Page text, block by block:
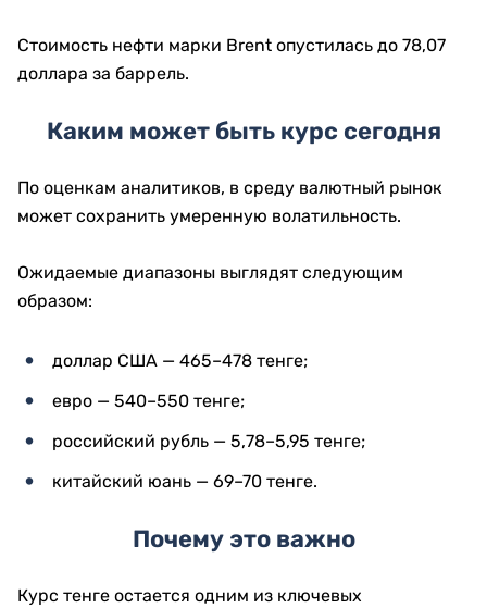
Стоимость нефти марки Brent опустилась до 78,07
доллара за баррель.
Каким может быть курс сегодня
По оценкам аналитиков, в среду валютный рынок
может сохранить умеренную волатильность.
Ожидаемые диапазоны выглядят следующим
образом:
доллар США — 465–478 тенге;
евро — 540–550 тенге;
российский рубль — 5,78–5,95 тенге;
китайский юань — 69–70 тенге.
Почему это важно
Курс тенге остается одним из ключевых